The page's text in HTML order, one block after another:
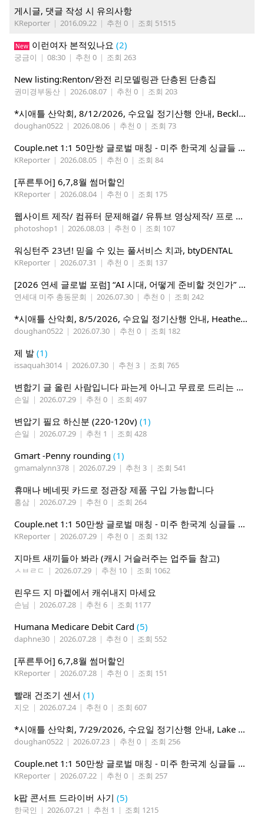
게시글, 댓글 작성 시 유의사항
KReporter | 2016.09.22 | 추천 0 | 조회 51515
New 이런여자 본적있나요 (2)
궁금이 | 08:30 | 추천 0 | 조회 263
New listing:Renton/완전 리모델링관 단층된 단층집
권미경부동산 | 2026.08.07 | 추천 0 | 조회 203
*시애틀 산악회, 8/12/2026, 수요일 정기산행 안내, Beckler Peak*
doughan0522 | 2026.08.06 | 추천 0 | 조회 73
Couple.net 1:1 50만쌍 글로벌 매칭 - 미주 한국계 싱글들 모이세요
KReporter | 2026.08.05 | 추천 0 | 조회 84
[푸른투어] 6,7,8월 썸머할인
KReporter | 2026.08.04 | 추천 0 | 조회 175
웹사이트 제작/ 컴퓨터 문제해결/ 유튜브 영상제작/ 프로 사진촬영
photoshop1 | 2026.08.03 | 추천 0 | 조회 107
워싱턴주 23년! 믿을 수 있는 풀서비스 치과, btyDENTAL
KReporter | 2026.07.31 | 추천 0 | 조회 137
[2026 연세 글로벌 포럼] “AI 시대, 어떻게 준비할 것인가” 8월 7-10일 벨뷰 개최
연세대 미주 총동문회 | 2026.07.30 | 추천 0 | 조회 242
*시애틀 산악회, 8/5/2026, 수요일 정기산행 안내, Heather Lake*
doughan0522 | 2026.07.30 | 추천 0 | 조회 182
제 발 (1)
issaquah3014 | 2026.07.30 | 추천 3 | 조회 765
변합기 글 올린 사람입니다 파는게 아니고 무료로 드리는 겁니다 필요하신분 연락처 남겨주시면 됩니다
손일 | 2026.07.29 | 추천 0 | 조회 497
변압기 필요 하신분 (220-120v) (1)
손일 | 2026.07.29 | 추천 1 | 조회 428
Gmart -Penny rounding (1)
gmamalynn378 | 2026.07.29 | 추천 3 | 조회 541
휴매나 베네핏 카드로 정관장 제품 구입 가능합니다
홍삼 | 2026.07.29 | 추천 0 | 조회 264
Couple.net 1:1 50만쌍 글로벌 매칭 - 미주 한국계 싱글들 모이세요
KReporter | 2026.07.29 | 추천 0 | 조회 132
지마트 새끼들아 봐라 (캐시 거슬러주는 업주들 참고)
ㅅㅂㄹㄷ | 2026.07.29 | 추천 10 | 조회 1062
린우드 지 마켙에서 캐쉬내지 마세요
손님 | 2026.07.28 | 추천 6 | 조회 1177
Humana Medicare Debit Card (5)
daphne30 | 2026.07.28 | 추천 0 | 조회 552
[푸른투어] 6,7,8월 썸머할인
KReporter | 2026.07.28 | 추천 0 | 조회 151
빨래 건조기 센서 (1)
지오 | 2026.07.24 | 추천 0 | 조회 607
*시애틀 산악회, 7/29/2026, 수요일 정기산행 안내, Lake 22*
doughan0522 | 2026.07.23 | 추천 0 | 조회 256
Couple.net 1:1 50만쌍 글로벌 매칭 - 미주 한국계 싱글들 모이세요
KReporter | 2026.07.22 | 추천 0 | 조회 257
k팝 콘서트 드라이버 사기 (5)
한국인 | 2026.07.21 | 추천 1 | 조회 1215